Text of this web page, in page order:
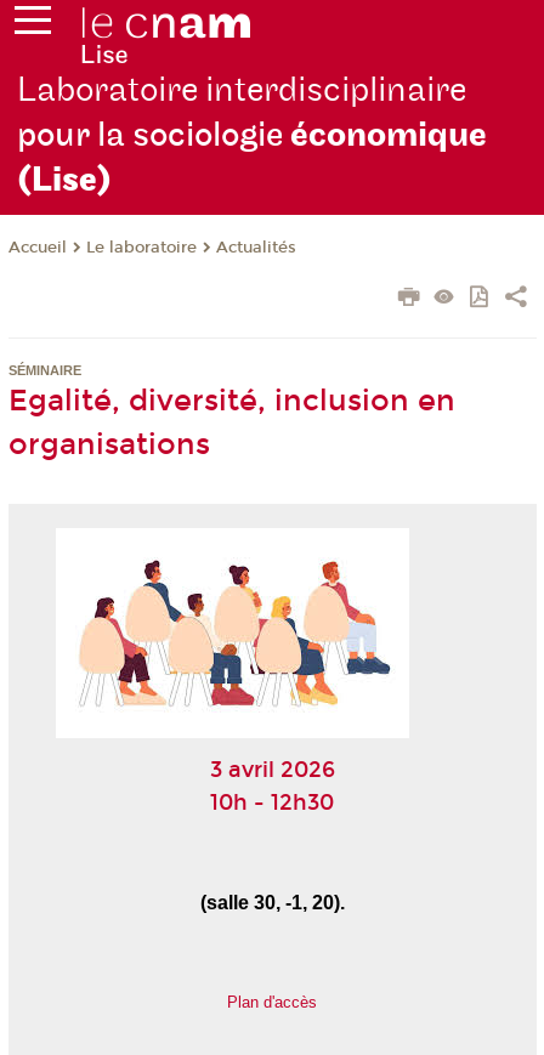
Laboratoire interdisciplinaire
pour la sociologieéconomique
(Lise)
Accueil Le laboratoire Actualités
SÉMINAIRE
Egalité, diversité, inclusion en
organisations
3 avril 2026
10h - 12h30
(salle 30, -1, 20).
Plan d'accès